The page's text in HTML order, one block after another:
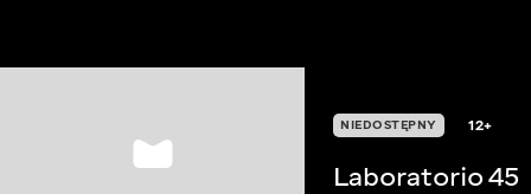
NIEDOSTĘPNY 12+
Laboratorio 45